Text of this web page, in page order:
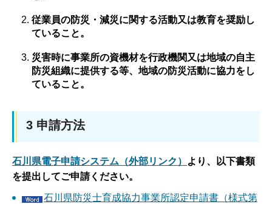
従業員の防災・減災に関する活動又は教育を奨励し
ていること。
災害時に事業所の資機材を行政機関又は地域の自主
防災組織に提供する等、地域の防災活動に協力をし
ていること。
3 申請方法
石川県電子申請システム（外部リンク）
より、以下書類
を提出してご申請ください。
石川県防災士育成協力事業所認定申請書（様式第